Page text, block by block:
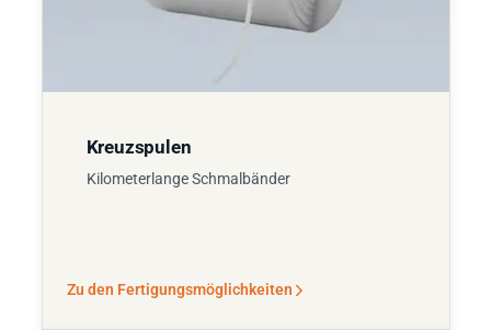
Kreuzspulen
Kilometerlange Schmalbänder
Zu den Fertigungsmöglichkeiten